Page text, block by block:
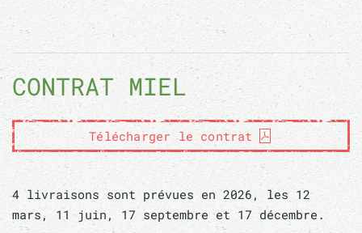
CONTRAT MIEL
Télécharger le contrat
4 livraisons sont prévues en 2026, les 12
mars, 11 juin, 17 septembre et 17 décembre.